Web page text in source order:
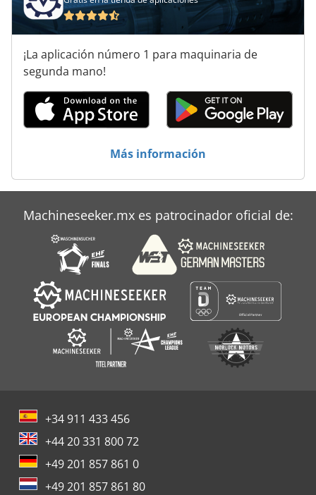
Instrucciones De Programación
Máquina De Trabajo Pesado
Servicio Pesado
Transporte De Carga Pesada
Unidad Del Eje De
Áreas De Aplicación
¡La aplicación número 1 para maquinaria de
segunda mano!
Más información
Machineseeker.mx es patrocinador oficial de:
+34 911 433 456
+44 20 331 800 72
+49 201 857 861 0
+49 201 857 861 80